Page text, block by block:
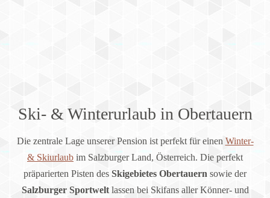
Ski- & Winterurlaub in Obertauern
Die zentrale Lage unserer Pension ist perfekt für einen Winter-
& Skiurlaub im Salzburger Land, Österreich. Die perfekt
präparierten Pisten des Skigebietes Obertauern sowie der
Salzburger Sportweltlassen bei Skifans aller Könner- und